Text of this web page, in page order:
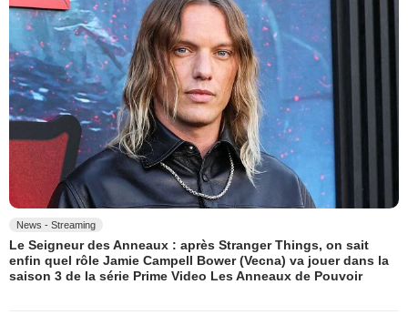
News - Streaming
Le Seigneur des Anneaux : après Stranger Things, on sait
enfin quel rôle Jamie Campell Bower (Vecna) va jouer dans la
saison 3 de la série Prime Video Les Anneaux de Pouvoir